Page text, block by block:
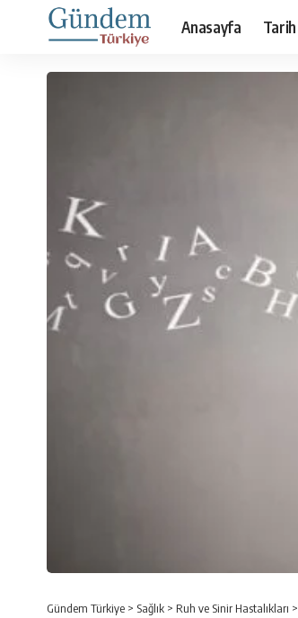
Anasayfa Tarih
Gündem Türkiye > Sağlık > Ruh ve Sinir Hastalıkları >